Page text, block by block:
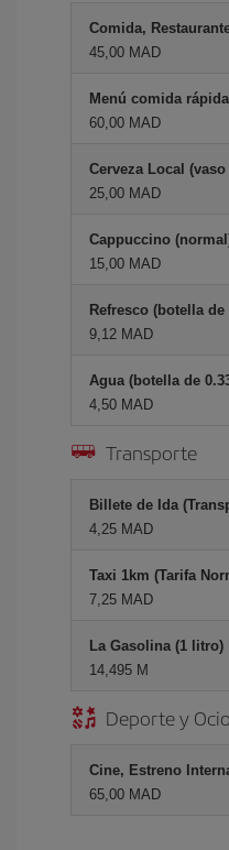
Comida,
45,00 MAD
Menú comida rápida
60,00 MAD
Cerveza Local
25,00 MAD
Cappuccino
15,00 MAD
Refresco (botella
9,12 MAD
Agua (botella de
4,50 MAD
Transporte
Billete de Ida
4,25 MAD
Taxi 1km (Tarifa
7,25 MAD
La Gasolina (1 litro)
14,495 M
Deporte y Ocio
Cine, Estreno
65,00 MAD